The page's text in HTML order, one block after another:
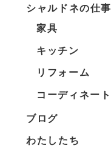
シャルドネの仕事
家具
キッチン
リフォーム
コーディネート
ブログ
わたしたち